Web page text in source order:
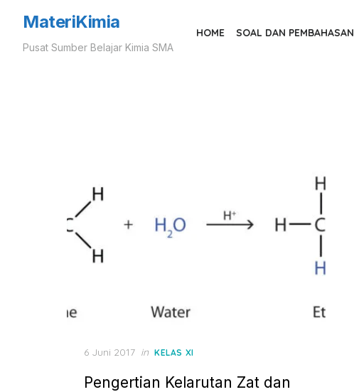
MateriKimia
Pusat Sumber Belajar Kimia SMA
HOME SOAL DAN PEMBAHASAN
Posted
6 Juni 2017 in KELAS XI
Pengertian Kelarutan Zat dan